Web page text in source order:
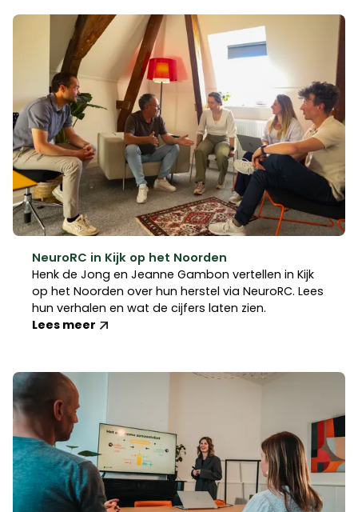
NeuroRC in Kijk op het Noorden
Henk de Jong en Jeanne Gambon vertellen in Kijk
op het Noorden over hun herstel via NeuroRC. Lees
hun verhalen en wat de cijfers laten zien.
Lees meer